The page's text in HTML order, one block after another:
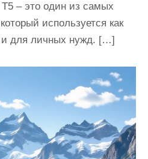
– это один из самых
используется как
и для личных нужд. […]